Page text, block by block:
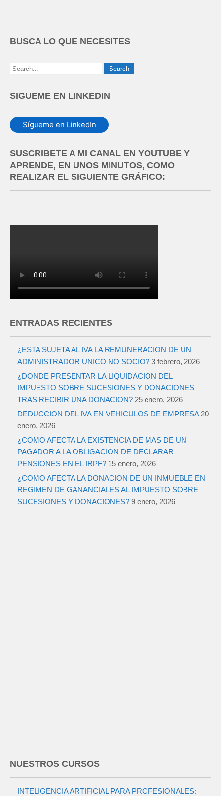
BUSCA LO QUE NECESITES
SIGUEME EN LINKEDIN
Sígueme en LinkedIn
SUSCRIBETE A MI CANAL EN YOUTUBE Y
APRENDE, EN UNOS MINUTOS, COMO
REALIZAR EL SIGUIENTE GRÁFICO:
ENTRADAS RECIENTES
¿ESTA SUJETA AL IVA LA REMUNERACION DE UN
ADMINISTRADOR UNICO NO SOCIO? 3 febrero, 2026
¿DONDE PRESENTAR LA LIQUIDACION DEL
IMPUESTO SOBRE SUCESIONES Y DONACIONES
TRAS RECIBIR UNA DONACION? 25 enero, 2026
DEDUCCION DEL IVA EN VEHICULOS DE EMPRESA 20
enero, 2026
¿COMO AFECTA LA EXISTENCIA DE MAS DE UN
PAGADOR A LA OBLIGACION DE DECLARAR
PENSIONES EN EL IRPF? 15 enero, 2026
¿COMO AFECTA LA DONACION DE UN INMUEBLE EN
REGIMEN DE GANANCIALES AL IMPUESTO SOBRE
SUCESIONES Y DONACIONES? 9 enero, 2026
NUESTROS CURSOS
INTELIGENCIA ARTIFICIAL PARA PROFESIONALES: